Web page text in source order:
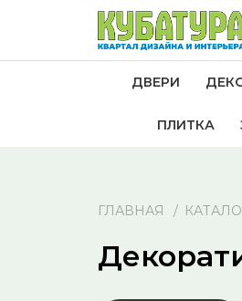
ДВЕРИ
ПЛИТКА
ГЛАВНАЯ